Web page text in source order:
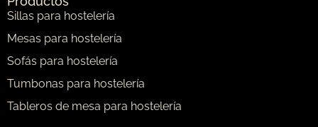
Sillas para hostelería
Mesas para hostelería
Sofás para hostelería
Tumbonas para hostelería
Tableros de mesa para hostelería